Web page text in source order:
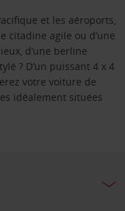
et les aéroports,
citadine agile ou d’une
d’une berline
? D’un puissant 4 x 4
votre voiture de
idéalement situées